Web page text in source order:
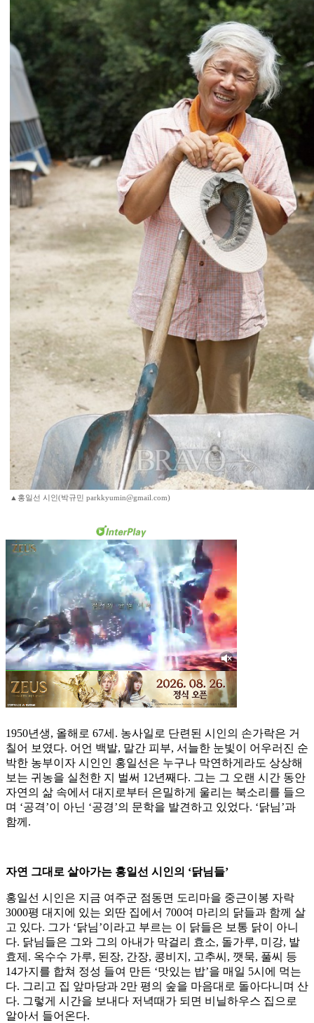
▲홍일선 시인(박규민 parkkyumin@gmail.com)
1950년생, 올해로 67세. 농사일로 단련된 시인의 손가락은 거
칠어 보였다. 어언 백발, 말간 피부, 서늘한 눈빛이 어우러진 순
박한 농부이자 시인인 홍일선은 누구나 막연하게라도 상상해
보는 귀농을 실천한 지 벌써 12년째다. 그는 그 오랜 시간 동안
자연의 삶 속에서 대지로부터 은밀하게 울리는 북소리를 들으
며 ‘공격’이 아닌 ‘공경’의 문학을 발견하고 있었다. ‘닭님’과
함께.
자연 그대로 살아가는 홍일선 시인의 ‘닭님들’
홍일선 시인은 지금 여주군 점동면 도리마을 중근이봉 자락
3000평 대지에 있는 외딴 집에서 700여 마리의 닭들과 함께 살
고 있다. 그가 ‘닭님’이라고 부르는 이 닭들은 보통 닭이 아니
다. 닭님들은 그와 그의 아내가 막걸리 효소, 돌가루, 미강, 발
효제. 옥수수 가루, 된장, 간장, 콩비지, 고추씨, 깻묵, 풀씨 등
14가지를 합쳐 정성 들여 만든 ‘맛있는 밥’을 매일 5시에 먹는
다. 그리고 집 앞마당과 2만 평의 숲을 마음대로 돌아다니며 산
다. 그렇게 시간을 보내다 저녁때가 되면 비닐하우스 집으로
알아서 들어온다.